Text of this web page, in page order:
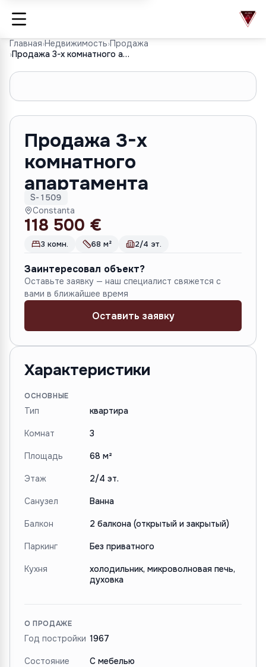
Главная›Недвижимость›Продажа
›
Продажа 3-х комнатного апартамента
1/8
Продажа 3-х
комнатного
апартамента
S-1509
Constanta
118 500 €
3 комн. 68 м² 2/4 эт.
Заинтересовал объект?
Оставьте заявку — наш специалист свяжется с
вами в ближайшее время
Оставить заявку
Характеристики
ОСНОВНЫЕ
Тип квартира
Комнат 3
Площадь 68 м²
Этаж 2/4 эт.
Санузел Ванна
Балкон 2 балкона (открытый и закрытый)
Паркинг Без приватного
Кухня
холодильник, микроволновая печь,
духовка
О ПРОДАЖЕ
Год постройки 1967
Состояние С мебелью